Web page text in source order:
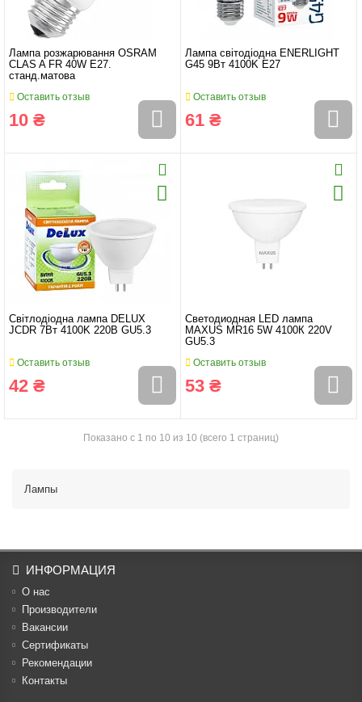
Лампа розжарювання OSRAM
CLAS A FR 40W E27.
станд.матова
Оставить отзыв
10 ₴
Лампа світодіодна ENERLIGHT
G45 9Вт 4100K E27
Оставить отзыв
61 ₴
Світлодіодна лампа DELUX
JCDR 7Вт 4100K 220B GU5.3
Оставить отзыв
42 ₴
Светодиодная LED лампа
MAXUS MR16 5W 4100К 220V
GU5.3
Оставить отзыв
53 ₴
Показано с 1 по 10 из 10 (всего 1 страниц)
Лампы
ИНФОРМАЦИЯ
О нас
Производители
Вакансии
Cертификаты
Рекомендации
Контакты